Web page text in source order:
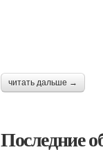
читать дальше →
Последние